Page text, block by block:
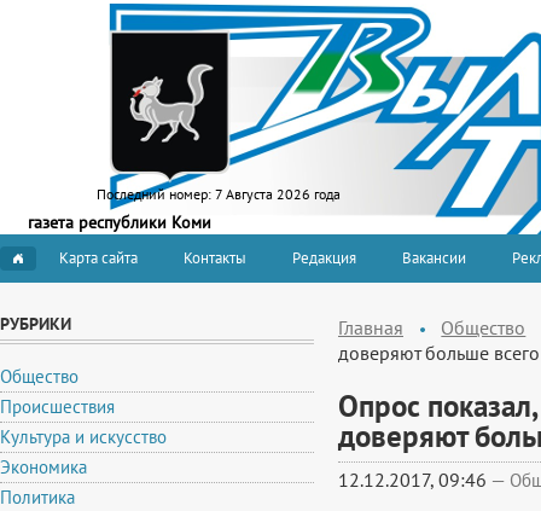
Последний номер: 7 Августа 2026 года
газета республики Коми
Карта сайта Контакты Редакция Вакансии
РУБРИКИ
Общество
Происшествия
Культура и искусство
Экономика
Политика
Главная
Общество
доверяют больше всего
Опрос
доверяют
12.12.2017, 09:46 —